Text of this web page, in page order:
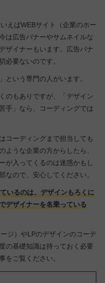
えばWEBサイト（企業のホー
は広告バナーやサムネイルな
ザイナーもいます。広告バナ
必要ないのです。
という専門の人がいます。
のもありですが、「デザイン
手」なら、コーディングでは
コーディングまで担当しても
ような企業の方からしたら、
が入ってくるのは迷惑かもし
なので、安心してください。
いるのは、デザインもろくに
デザイナーを名乗っている
ジ）やLPのデザインのコーデ
の基礎知識は持っておく必要
をご覧ください。